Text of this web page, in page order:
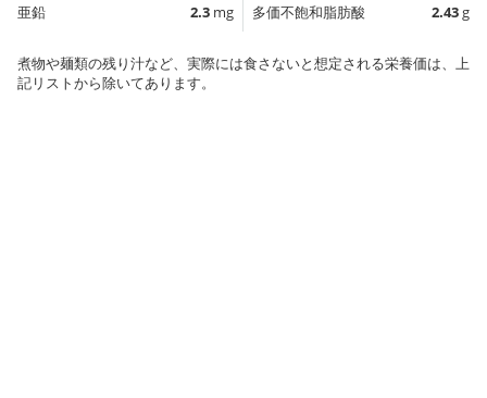
亜鉛
2.3 mg
多価不飽和脂肪酸
2.43g
煮物や麺類の残り汁など、実際には食さないと想定される栄養価は、上
記リストから除いてあります。